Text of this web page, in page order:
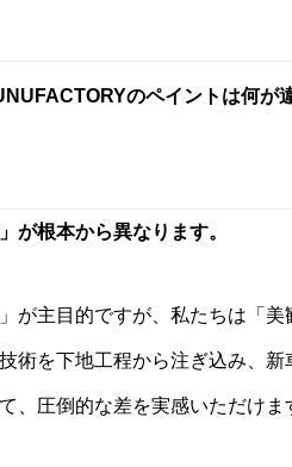
のペイントは何が
が根本から異なります。
が主目的ですが、私たちは「
術を下地工程から注ぎ込み、新
、圧倒的な差を実感いただけま